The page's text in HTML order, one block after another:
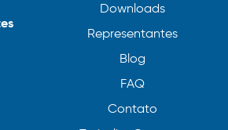
Downloads
Representantes
Blog
FAQ
Contato